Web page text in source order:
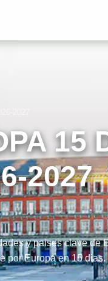
2027
15
2027
y paises clave de
por Europa en 15 dias.